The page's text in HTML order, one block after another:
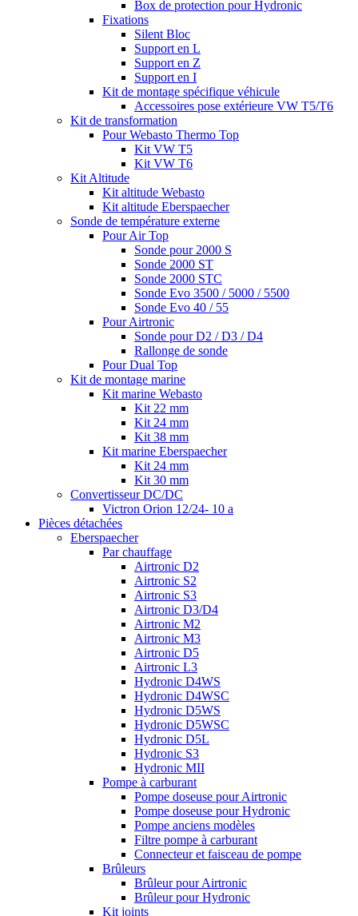
Box de protection pour Hydronic
Fixations
Silent Bloc
Support en L
Support en Z
Support en I
Kit de montage spécifique véhicule
Accessoires pose extérieure VW T5/T6
Kit de transformation
Pour Webasto Thermo Top
Kit VW T5
Kit VW T6
Kit Altitude
Kit altitude Webasto
Kit altitude Eberspaecher
Sonde de température externe
Pour Air Top
Sonde pour 2000 S
Sonde 2000 ST
Sonde 2000 STC
Sonde Evo 3500 / 5000 / 5500
Sonde Evo 40 / 55
Pour Airtronic
Sonde pour D2 / D3 / D4
Rallonge de sonde
Pour Dual Top
Kit de montage marine
Kit marine Webasto
Kit 22 mm
Kit 24 mm
Kit 38 mm
Kit marine Eberspaecher
Kit 24 mm
Kit 30 mm
Convertisseur DC/DC
Victron Orion 12/24- 10 a
Pièces détachées
Eberspaecher
Par chauffage
Airtronic D2
Airtronic S2
Airtronic S3
Airtronic D3/D4
Airtronic M2
Airtronic M3
Airtronic D5
Airtronic L3
Hydronic D4WS
Hydronic D4WSC
Hydronic D5WS
Hydronic D5WSC
Hydronic D5L
Hydronic S3
Hydronic MII
Pompe à carburant
Pompe doseuse pour Airtronic
Pompe doseuse pour Hydronic
Pompe anciens modèles
Filtre pompe à carburant
Connecteur et faisceau de pompe
Brûleurs
Brûleur pour Airtronic
Brûleur pour Hydronic
Kit joints